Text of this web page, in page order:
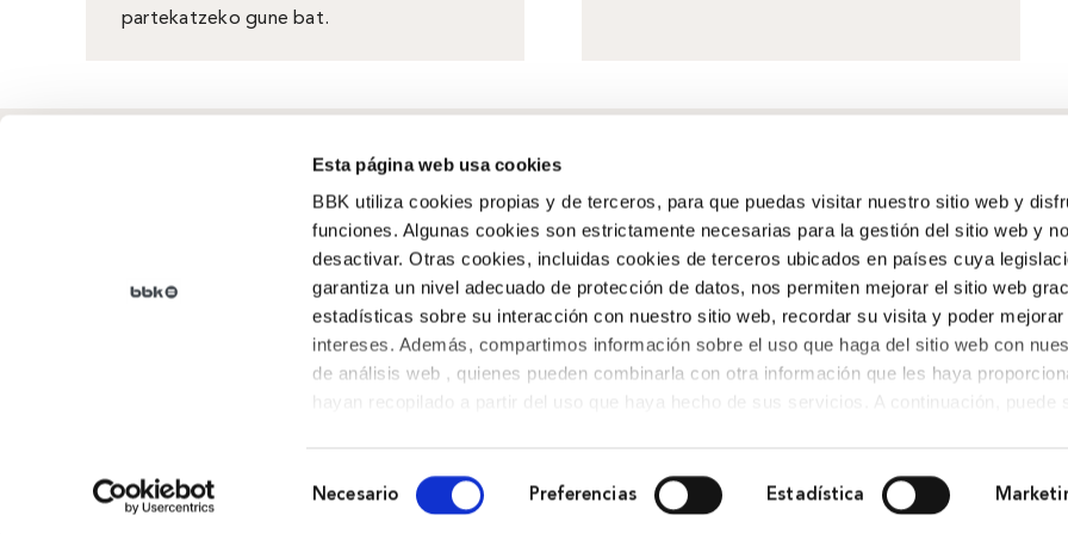
Esta página web usa cookies
BBK utiliza cookies propias y de terceros, para que puedas visitar nuestro sitio web y
funciones. Algunas cookies son estrictamente necesarias para la gestión del sitio web y
desactivar. Otras cookies, incluidas cookies de terceros ubicados en países cuya
garantiza un nivel adecuado de protección de datos, nos permiten mejorar el sitio web
estadísticas sobre su interacción con nuestro sitio web, recordar su visita y poder mejorar
intereses. Además, compartimos información sobre el uso que haga del sitio web con
de análisis web , quienes pueden combinarla con otra información que les haya
hayan recopilado a partir del uso que haya hecho de sus servicios. A continuación, puede
Necesario Preferencias Estadística
partekatzeko gune bat.
Kanpainak, Gardentasuna
Gizarte-ekintza
Kultura , Pertsonak,Ingurumena,
Ekintzailetza
Jarri gurekin harremanetan
Agenda ,Albisteak,BBK historiak
Cookien politika· Legezko oharra